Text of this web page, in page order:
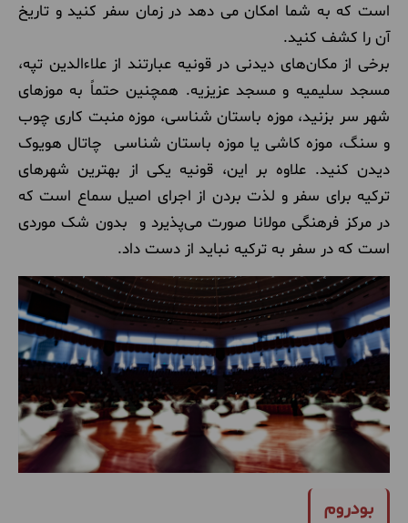
است که به شما امکان می دهد در زمان سفر کنید و تاریخ
آن را کشف کنید.
برخی از مکان‌های دیدنی در قونیه عبارتند از علاءالدین تپه،
مسجد سلیمیه و مسجد عزیزیه. همچنین حتماً به موز‌های
شهر سر بزنید، موزه باستان شناسی، موزه منبت کاری چوب
و سنگ، موزه کاشی یا موزه باستان شناسی چاتال هویوک
دیدن کنید. علاوه بر این، قونیه یکی از بهترین شهرهای
ترکیه برای سفر و لذت بردن از اجرای اصیل سماع است که
در مرکز فرهنگی مولانا صورت می‌پذیرد و بدون شک موردی
است که در سفر به ترکیه نباید از دست داد.
بودروم